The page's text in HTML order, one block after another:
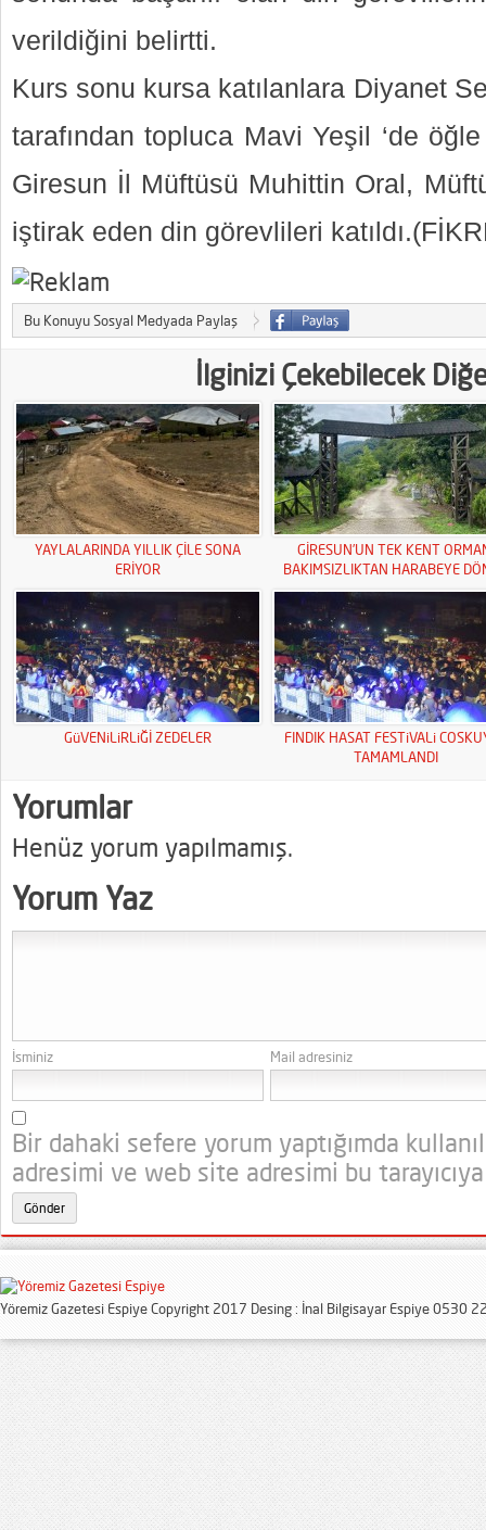
verildiğini belirtti.
Kurs sonu kursa katılanlara Diyanet
tarafından topluca Mavi Yeşil ‘de
Giresun İl Müftüsü Muhittin Oral,
iştirak eden din görevlileri
Bu Konuyu Sosyal Medyada Paylaş
İlginizi Çekebilecek
YAYLALARINDA YILLIK ÇİLE SONA
ERİYOR
GİRESUN’UN TEK KENT
BAKIMSIZLIKTAN HARABEYE
GüVENiLiRLiĞİ ZEDELER
FINDIK HASAT FESTiVALi
TAMAMLANDI
Yorumlar
Henüz yorum yapılmamış.
Yorum Yaz
İsminiz Mail adresiniz
Bir dahaki sefere yorum yaptığımda
adresimi ve web site adresimi bu
Yöremiz Gazetesi Espiye Copyright 2017 Desing : İnal Bilgisayar Espiye 0530